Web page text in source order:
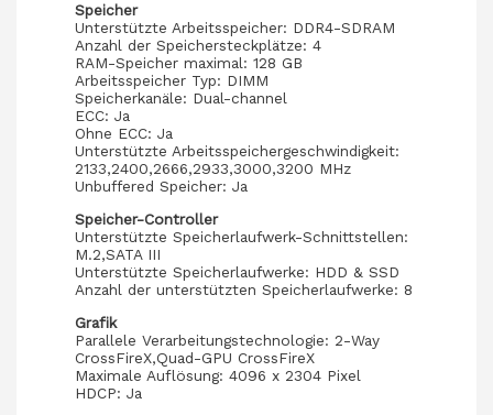
Speicher
Unterstützte Arbeitsspeicher: DDR4-SDRAM
Anzahl der Speichersteckplätze: 4
RAM-Speicher maximal: 128 GB
Arbeitsspeicher Typ: DIMM
Speicherkanäle: Dual-channel
ECC: Ja
Ohne ECC: Ja
Unterstützte Arbeitsspeichergeschwindigkeit:
2133,2400,2666,2933,3000,3200 MHz
Unbuffered Speicher: Ja
Speicher-Controller
Unterstützte Speicherlaufwerk-Schnittstellen:
M.2,SATA III
Unterstützte Speicherlaufwerke: HDD & SSD
Anzahl der unterstützten Speicherlaufwerke: 8
Grafik
Parallele Verarbeitungstechnologie: 2-Way
CrossFireX,Quad-GPU CrossFireX
Maximale Auflösung: 4096 x 2304 Pixel
HDCP: Ja